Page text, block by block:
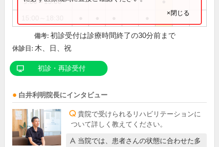
×閉じる
備考: 初診受付は診療時間終了の30分前まで
休診日: 木、日、祝
初診・再診受付
白井利明 院長にインタビュー
貴院で受けられるリハビリテーションに
ついて詳しく教えてください。
当院では、患者さんの状態に合わせた多